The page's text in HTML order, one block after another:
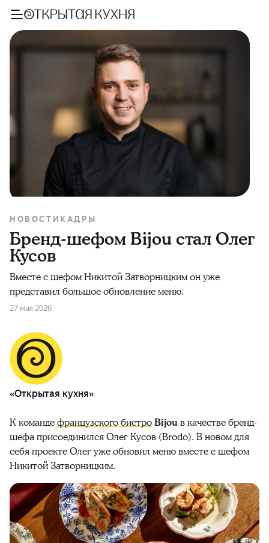
НОВОСТИ КАДРЫ
Бренд-шефом Bijou стал Олег
Кусов
Вместе с шефом Никитой Затворницким он уже
представил большое обновление меню.
27 мая 2026
«Открытая кухня»
К командефранцузского бистроBijouв качестве бренд-
шефа присоединился Олег Кусов (Brodo). В новом для
себя проекте Олег уже обновил меню вместе с шефом
Никитой Затворницким.